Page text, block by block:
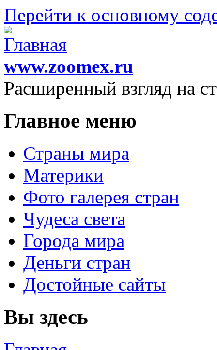
Перейти к основному
www.zoomex.ru
Расширенный взгляд на
Главное меню
Страны мира
Материки
Фото галерея стран
Чудеса света
Города мира
Деньги стран
Достойные сайты
Вы здесь